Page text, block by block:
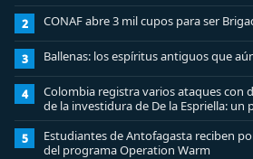
2 CONAF abre 3 mil cupos para ser
3 Ballenas: los espíritus antiguos que
4
Colombia registra varios ataques con
de la investidura de De la Espriella: un
5
Estudiantes de Antofagasta reciben
del programa Operation Warm